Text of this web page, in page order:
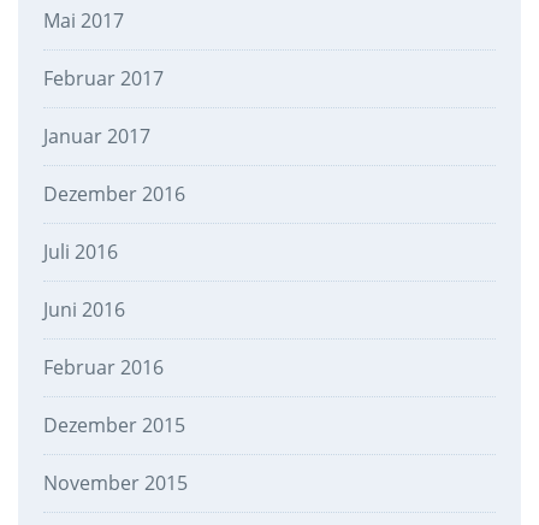
Mai 2017
Februar 2017
Januar 2017
Dezember 2016
Juli 2016
Juni 2016
Februar 2016
Dezember 2015
November 2015